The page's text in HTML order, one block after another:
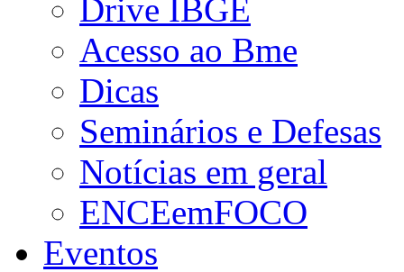
Drive IBGE
Acesso ao Bme
Dicas
Seminários e Defesas
Notícias em geral
ENCEemFOCO
Eventos